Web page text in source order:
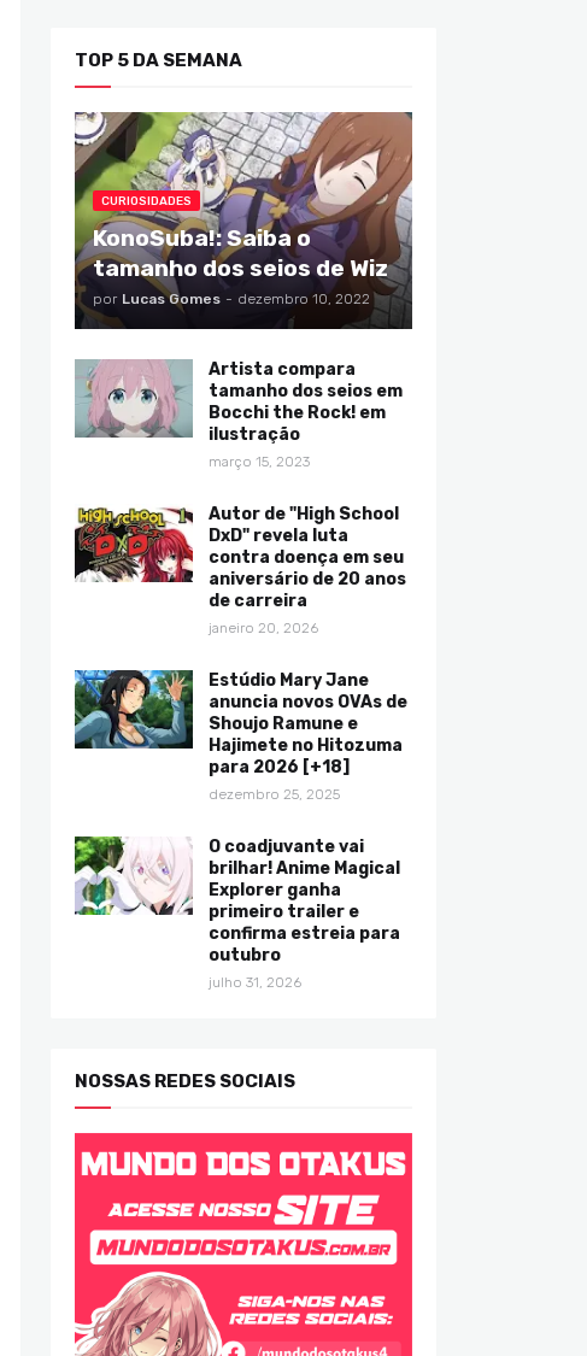
TOP 5 DA SEMANA
CURIOSIDADES
KonoSuba!: Saiba o
tamanho dos seios de Wiz
por Lucas Gomes - dezembro 10, 2022
Artista compara
tamanho dos seios em
Bocchi the Rock! em
ilustração
março 15, 2023
Autor de "High School
DxD" revela luta
contra doença em seu
aniversário de 20 anos
de carreira
janeiro 20, 2026
Estúdio Mary Jane
anuncia novos OVAs de
Shoujo Ramune e
Hajimete no Hitozuma
para 2026 [+18]
dezembro 25, 2025
O coadjuvante vai
brilhar! Anime Magical
Explorer ganha
primeiro trailer e
confirma estreia para
outubro
julho 31, 2026
NOSSAS REDES SOCIAIS